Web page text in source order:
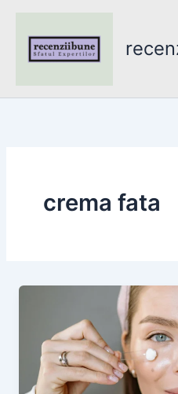
content
crema fata